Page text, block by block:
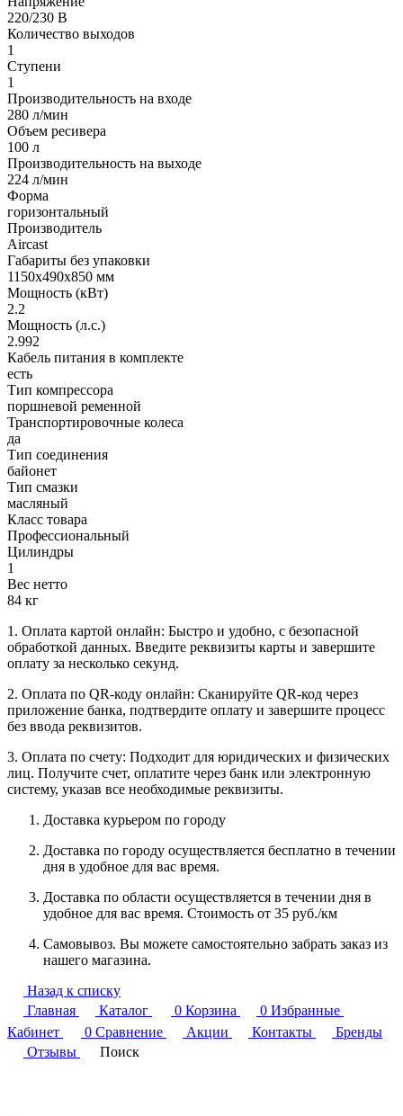
220/230 В
Количество выходов
1
Ступени
1
Производительность на входе
280 л/мин
Объем ресивера
100 л
Производительность на выходе
224 л/мин
Форма
горизонтальный
Производитель
Aircast
Габариты без упаковки
1150х490х850 мм
Мощность (кВт)
2.2
Мощность (л.с.)
2.992
Кабель питания в комплекте
есть
Тип компрессора
поршневой ременной
Транспортировочные колеса
да
Тип соединения
байонет
Тип смазки
масляный
Класс товара
Профессиональный
Цилиндры
1
Вес нетто
84 кг
1. Оплата картой онлайн: Быстро и удобно, с безопасной
обработкой данных. Введите реквизиты карты и завершите
оплату за несколько секунд.
2. Оплата по QR-коду онлайн: Сканируйте QR-код через
приложение банка, подтвердите оплату и завершите процесс
без ввода реквизитов.
3. Оплата по счету: Подходит для юридических и физических
лиц. Получите счет, оплатите через банк или электронную
систему, указав все необходимые реквизиты.
Доставка курьером по городу
Доставка по городу осуществляется бесплатно в течении
дня в удобное для вас время.
Доставка по области осуществляется в течении дня в
удобное для вас время. Стоимость от 35 руб./км
Самовывоз. Вы можете самостоятельно забрать заказ из
нашего магазина.
Назад к списку
Главная
Каталог 0 Корзина 0 Избранные
Кабинет
0 Сравнение Акции Контакты
Бренды
Отзывы
Поиск